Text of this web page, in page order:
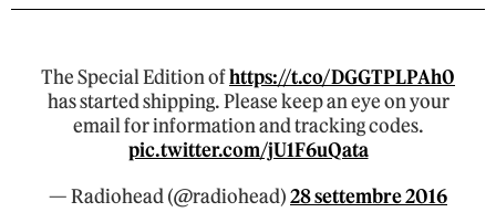
The Special Edition ofhttps://t.co/DGGTPLPAh0
has started shipping. Please keep an eye on your
email for information and tracking codes.
pic.twitter.com/jU1F6uQata
— Radiohead (@radiohead)28 settembre 2016